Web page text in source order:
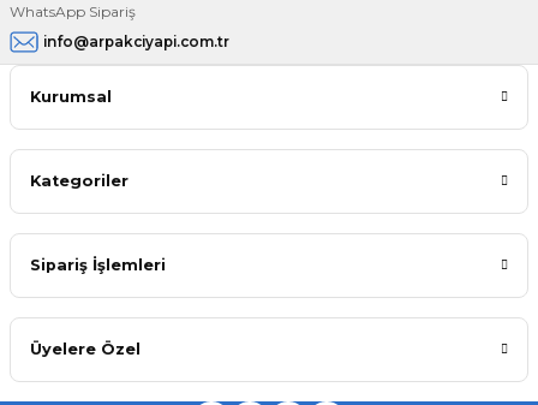
WhatsApp Sipariş
info@arpakciyapi.com.tr
Kurumsal
Kategoriler
Sipariş İşlemleri
Üyelere Özel